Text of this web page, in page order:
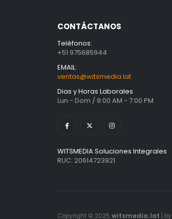
CONTÁCTANOS
Teléfonos:
+51 975685944
EMAIL:
ventas@witsmedia.lat
Dias y Horas Laborales
Lun - Dom / 9:00 AM - 7:00 PM
WITSMEDIA Soluciones Integrales
RUC: 20614723921
Copyright © 2025 witsmedia.lat |